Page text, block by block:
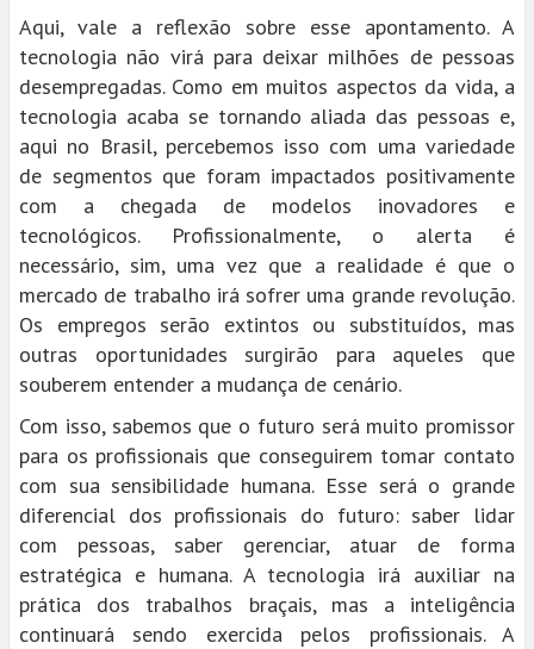
Aqui, vale a reflexão sobre esse apontamento. A
tecnologia não virá para deixar milhões de pessoas
desempregadas. Como em muitos aspectos da vida, a
tecnologia acaba se tornando aliada das pessoas e,
aqui no Brasil, percebemos isso com uma variedade
de segmentos que foram impactados positivamente
com a chegada de modelos inovadores e
tecnológicos. Profissionalmente, o alerta é
necessário, sim, uma vez que a realidade é que o
mercado de trabalho irá sofrer uma grande revolução.
Os empregos serão extintos ou substituídos, mas
outras oportunidades surgirão para aqueles que
souberem entender a mudança de cenário.
Com isso, sabemos que o futuro será muito promissor
para os profissionais que conseguirem tomar contato
com sua sensibilidade humana. Esse será o grande
diferencial dos profissionais do futuro: saber lidar
com pessoas, saber gerenciar, atuar de forma
estratégica e humana. A tecnologia irá auxiliar na
prática dos trabalhos braçais, mas a inteligência
continuará sendo exercida pelos profissionais. A